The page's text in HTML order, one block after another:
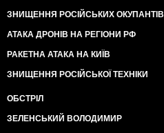
ЗНИЩЕННЯ РОСІЙСЬКИХ ОКУПАНТІВ
АТАКА ДРОНІВ НА РЕГІОНИ РФ
РАКЕТНА АТАКА НА КИЇВ
ЗНИЩЕННЯ РОСІЙСЬКОЇ ТЕХНІКИ
ОБСТРІЛ
ЗЕЛЕНСЬКИЙ ВОЛОДИМИР